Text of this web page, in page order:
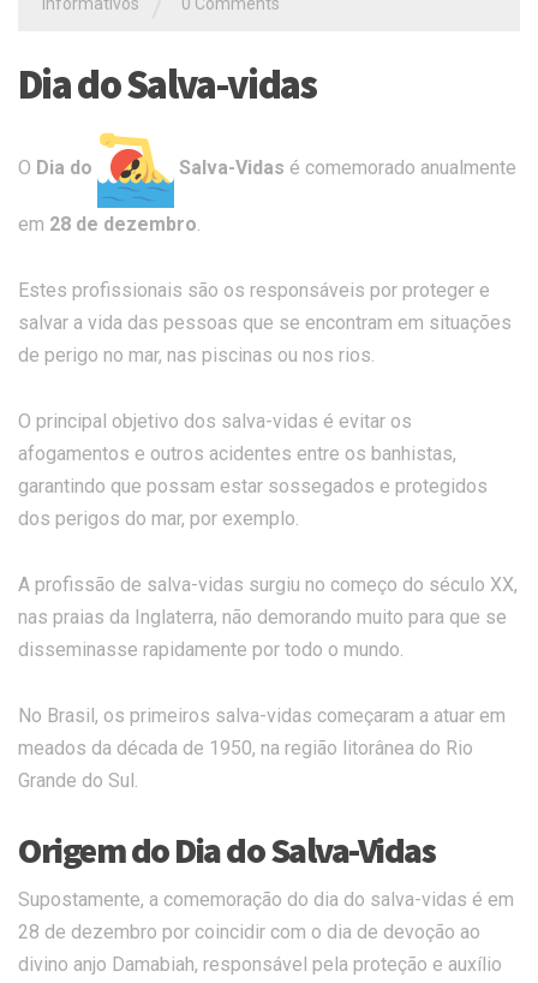
Dia do Salva-vidas
O Dia do ‍ Salva-Vidas é comemorado anualmente
em 28 de dezembro
Estes profissionais são os responsáveis por proteger e
salvar a vida das pessoas que se encontram em situações
de perigo no mar, nas piscinas ou nos rios.
O principal objetivo dos salva-vidas é evitar os
afogamentos e outros acidentes entre os banhistas,
garantindo que possam estar sossegados e protegidos
dos perigos do mar, por exemplo.
A profissão de salva-vidas surgiu no começo do século XX,
nas praias da Inglaterra, não demorando muito para que se
disseminasse rapidamente por todo o mundo.
No Brasil, os primeiros salva-vidas começaram a atuar em
meados da década de 1950, na região litorânea do Rio
Grande do Sul.
Origem do Dia do Salva-Vidas
Supostamente, a comemoração do dia do salva-vidas é em
28 de dezembro por coincidir com o dia de devoção ao
divino anjo Damabiah, responsável pela proteção e auxílio